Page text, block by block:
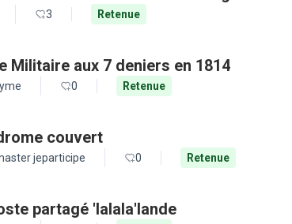
3 Retenue
Militaire aux 7 deniers en 1814
0 Retenue
couvert
jeparticipe 0 Retenue
partagé 'lalala'lande